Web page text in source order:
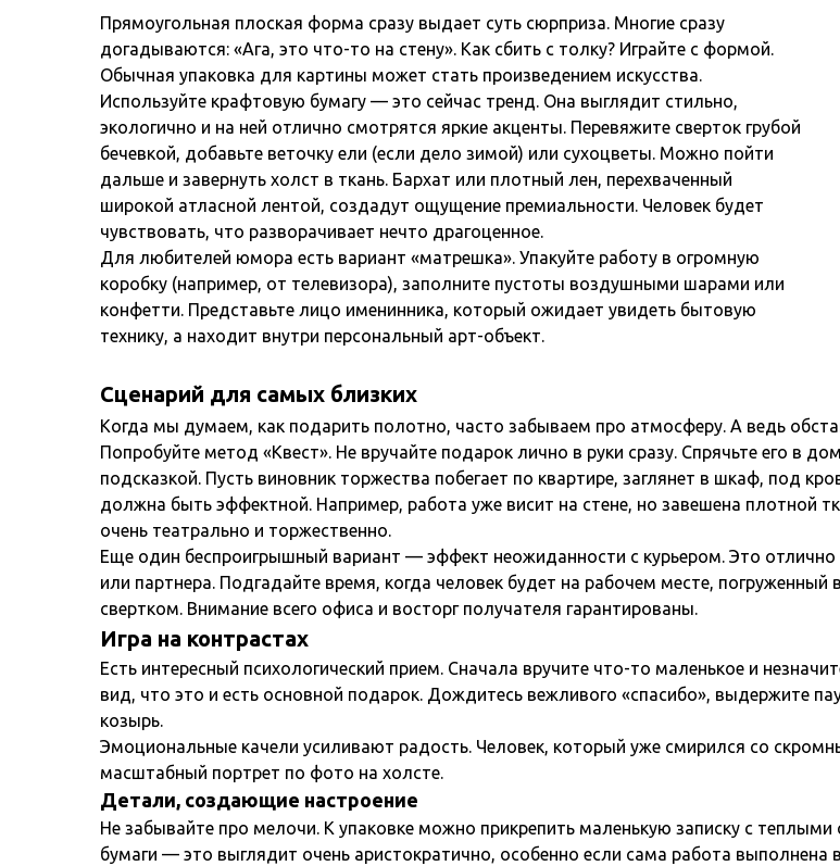
Сценарий для самых близких
Когда мы думаем, как подарить полотно, часто забываем про атмосферу. А ведь
Попробуйте метод «Квест». Не вручайте подарок лично в руки сразу. Спрячьте его в
подсказкой. Пусть виновник торжества побегает по квартире, заглянет в шкаф, под
должна быть эффектной. Например, работа уже висит на стене, но завешена плотной
очень театрально и торжественно.
Еще один беспроигрышный вариант — эффект неожиданности с курьером. Это
или партнера. Подгадайте время, когда человек будет на рабочем месте,
свертком. Внимание всего офиса и восторг получателя гарантированы.
Игра на контрастах
Есть интересный психологический прием. Сначала вручите что-то маленькое и
вид, что это и есть основной подарок. Дождитесь вежливого «спасибо», выдержите
козырь.
Эмоциональные качели усиливают радость. Человек, который уже смирился со
масштабный портрет по фото на холсте.
Детали, создающие настроение
Не забывайте про мелочи. К упаковке можно прикрепить маленькую записку с
бумаги — это выглядит очень аристократично, особенно если сама работа выполнена
Прямоугольная плоская форма сразу выдает суть сюрприза. Многие сразу
догадываются: «Ага, это что-то на стену». Как сбить с толку? Играйте с формой.
Обычная упаковка для картины может стать произведением искусства.
Используйте крафтовую бумагу — это сейчас тренд. Она выглядит стильно,
экологично и на ней отлично смотрятся яркие акценты. Перевяжите сверток грубой
бечевкой, добавьте веточку ели (если дело зимой) или сухоцветы. Можно пойти
дальше и завернуть холст в ткань. Бархат или плотный лен, перехваченный
широкой атласной лентой, создадут ощущение премиальности. Человек будет
чувствовать, что разворачивает нечто драгоценное.
Для любителей юмора есть вариант «матрешка». Упакуйте работу в огромную
коробку (например, от телевизора), заполните пустоты воздушными шарами или
конфетти. Представьте лицо именинника, который ожидает увидеть бытовую
технику, а находит внутри персональный арт-объект.